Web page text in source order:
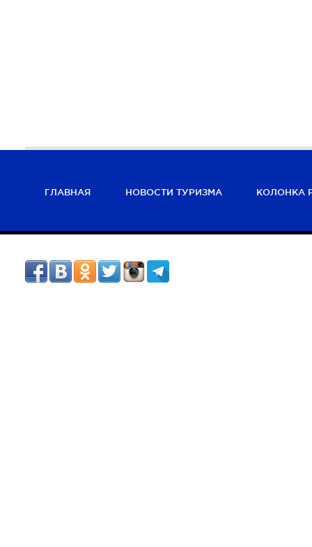
ГЛАВНАЯ НОВОСТИ ТУРИЗМА КОЛОНКА